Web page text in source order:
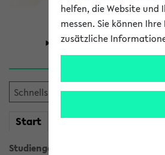
Universität
Start meineKVV
Studiengangsauswahl
helfen, die Website und
messen. Sie können
zusätzliche